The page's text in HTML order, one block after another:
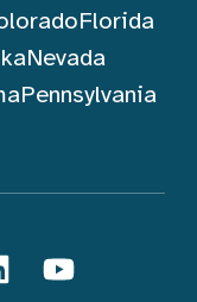
Florida
Nevada
Pennsylvania
YouTube